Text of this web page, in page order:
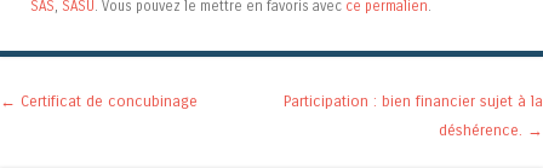
SAS, SASU. Vous pouvez le mettre en favoris avec ce permalien.
Navigation des articles
← Certificat de concubinage
Participation : bien financier sujet à la
déshérence. →